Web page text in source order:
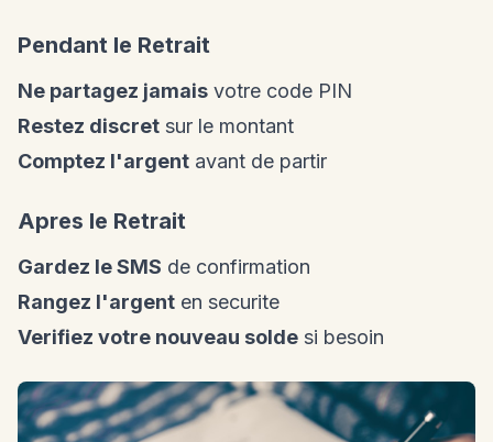
Pendant le Retrait
Ne partagez jamais votre code PIN
Restez discret sur le montant
Comptez l'argent avant de partir
Apres le Retrait
Gardez le SMS de confirmation
Rangez l'argent en securite
Verifiez votre nouveau solde si besoin